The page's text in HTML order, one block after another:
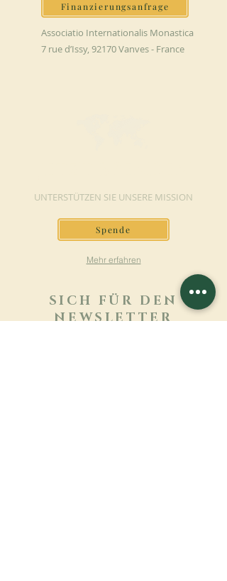
Finanzierungsanfrage
Associatio Internationalis Monastica
7 rue d’Issy, 92170 Vanves - France
UNTERSTÜTZEN SIE UNSERE MISSION
Spende
Mehr erfahren
SICH FÜR DEN
NEWSLETTER